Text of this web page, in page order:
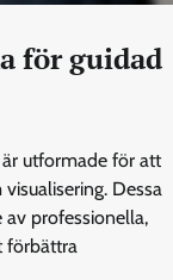
för guidad
utformade för att
Dessa
av professionella,
förbättra